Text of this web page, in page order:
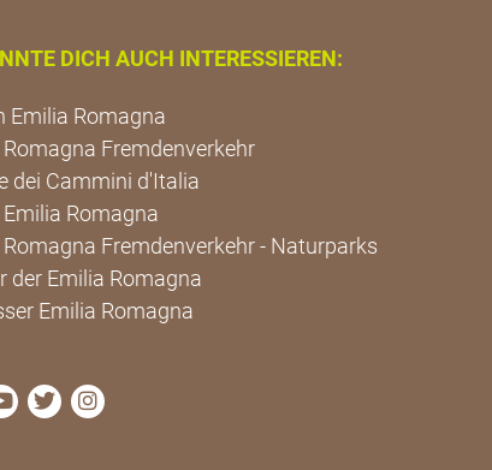
DICH AUCH INTERESSIEREN:
Emilia Romagna
Fremdenverkehr
dei Cammini d'Italia
Romagna
Fremdenverkehr - Naturparks
der Emilia Romagna
Emilia Romagna
Facebook von Cammini Emilia-Romagna
die Seite YouTube von Cammini Emilia-Romagna
die Seite Twitter von Cammini Emilia-
die Seite Instagram von Cammini Emilia-